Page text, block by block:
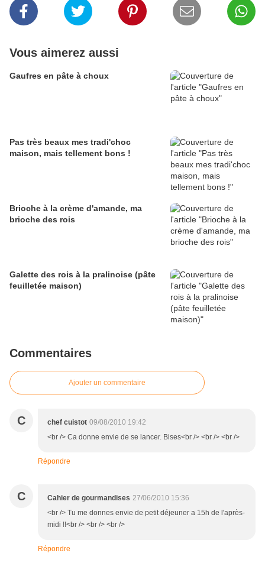
Vous aimerez aussi
Gaufres en pâte à choux
Pas très beaux mes tradi'choc
maison, mais tellement bons !
Brioche à la crème d'amande, ma
brioche des rois
Galette des rois à la pralinoise (pâte
feuilletée maison)
Commentaires
Ajouter un commentaire
C chef cuistot 09/08/2010 19:42
<br /> Ca donne envie de se lancer. Bises<br /> <br /> <br />
Répondre
C Cahier de gourmandises 27/06/2010 15:36
<br /> Tu me donnes envie de petit déjeuner a 15h de l'après-
midi !!<br /> <br /> <br />
Répondre